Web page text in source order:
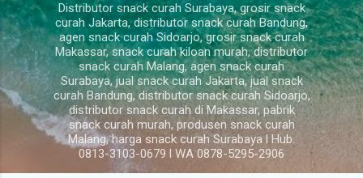
Distributor snack curah Surabaya, grosir snack
curah Jakarta, distributor snack curah Bandung,
agen snack curah Sidoarjo, grosir snack curah
Makassar, snack curah kiloan murah, distributor
snack curah Malang, agen snack curah
Surabaya, jual snack curah Jakarta, jual snack
curah Bandung, distributor snack curah Sidoarjo,
distributor snack curah di Makassar, pabrik
snack curah murah, produsen snack curah
Malang, harga snack curah Surabaya l Hub.
0813-3103-0679 l WA 0878-5295-2906